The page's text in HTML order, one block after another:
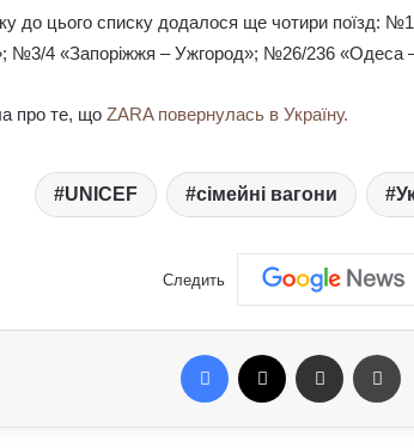
до цього списку додалося ще чотири поїзд:
№3/4 «Запоріжжя – Ужгород»; №26/236 «Одеса
про те, що ZARA повернулась в Україну.
UNICEF сімейні вагони
Следить
Facebook Отправить e-mail